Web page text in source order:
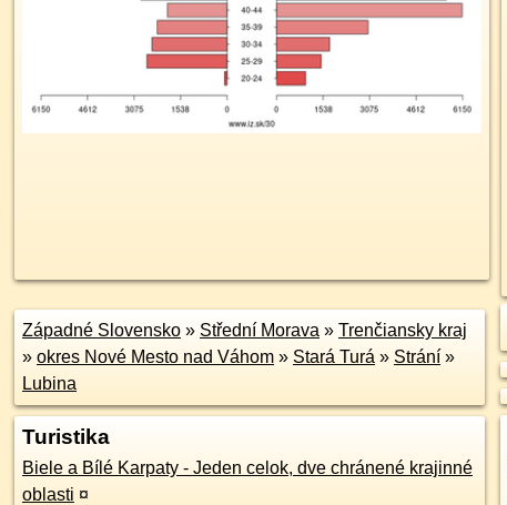
Západné Slovensko » Střední Morava » Trenčiansky kraj
» okres Nové Mesto nad Váhom » Stará Turá » Strání »
Lubina
Turistika
Biele a Bílé Karpaty - Jeden celok, dve chránené krajinné
oblasti ¤